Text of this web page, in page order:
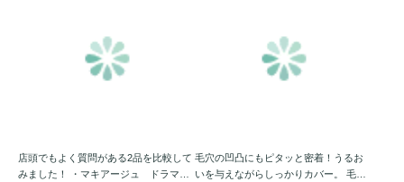
店頭でもよく質問がある2品を比較して
みました！ ・マキアージュ ドラマテ
毛穴の凹凸にもピタッと密着！うるお
いを与えながらしっかりカバー。 毛穴